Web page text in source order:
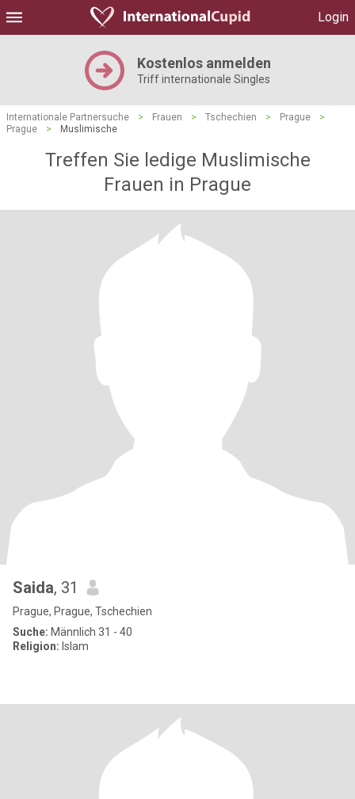
Login
Kostenlos anmelden
Triff internationale Singles
Internationale Partnersuche > Frauen > Tschechien > Prague
>
Prague
> Muslimische
Treffen Sie ledige Muslimische
Frauen in Prague
Saida, 31
Prague, Prague, Tschechien
Suche: Männlich 31 - 40
Religion: Islam